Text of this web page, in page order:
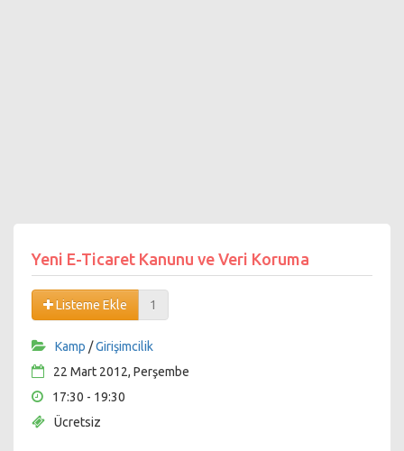
Yeni E-Ticaret Kanunu ve Veri Koruma
Listeme Ekle 1
Kamp /Girişimcilik
22 Mart 2012, Perşembe
17:30 - 19:30
Ücretsiz